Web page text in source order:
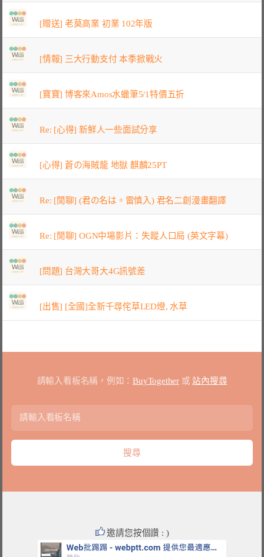
[贈送] 老莫高業 初業 102年版
[情報] 三大行動支付 本季掀戰火
[寶寶] 博客來Amos水蠟筆5/1特價五折
Re: [心得] 新鮮人一些面試分享
[心得] 蒼の海賊龍 地獄 麒麟25PT
Re: [閒聊] (君の名は。雷慎入) 君名二創漫畫翻譯
Re: [閒聊] OGN中場影片：失蹤人口局 (英文字幕)
[問題] 台灣大哥大4G訊號差
[出售] [全國]全新千尋侘草LED燈, 水草
請輸入看板名稱，例如：BuyTogether或 站內搜尋
邀請您按個讚 : )